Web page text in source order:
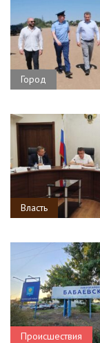
Город
Власть
Происшествия